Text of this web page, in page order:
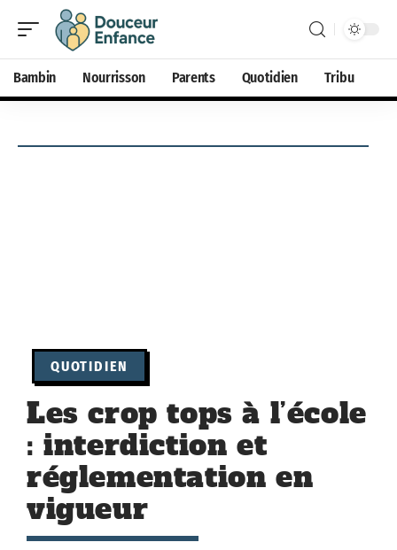
Bambin Nourrisson Parents Quotidien Tribu
QUOTIDIEN
Les crop tops à l’école
: interdiction et
réglementation en
vigueur